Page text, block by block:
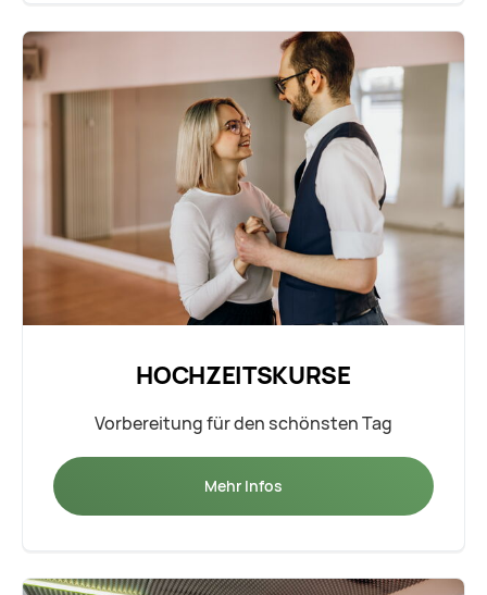
HOCHZEITSKURSE
Vorbereitung für den schönsten Tag
Mehr Infos